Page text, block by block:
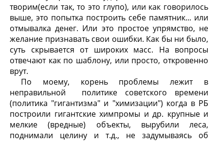
творим(если так, то это глупо), или как говорилось
выше, это попытка построить себе памятник... или
отмывалка денег. Или это простое упрямство, не
желание признавать свои ошибки. Как бы ни было,
суть скрывается от широких масс. На вопросы
отвечают как по шаблону, или просто, откровенно
врут.
По моему, корень проблемы лежит в
неправильной политике советского времени
(политика "гигантизма" и "химизации") когда в РБ
построили гигантские химпромы и др. крупные и
мелкие (вредные) объекты, вырубили леса,
поднимали целину и т.д., не задумываясь об